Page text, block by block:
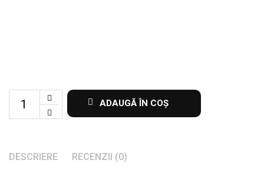
Set
cu
ADAUGĂ ÎN COȘ
DESCRIERE RECENZII (0)